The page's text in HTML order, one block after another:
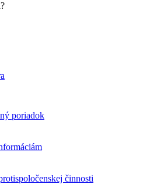
poriadok
činnosti